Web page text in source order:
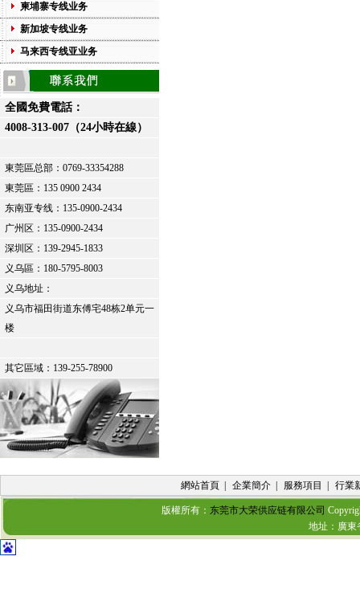
柬埔寨专线业务
新加坡专线业务
马来西专线亚业务
全國免費電話：
4008-313-007（24小時在線）
東莞區总部： 0769-33354288
東莞區： 135 0900 2434
东南亚专线：135-0900-2434
广州区：135-0900-2434
深圳区：139-2945-1833
义乌區： 180-5795-8003
义乌地址：
义乌市福田街道东傅宅48栋2单元一
楼
其它區域：139-255-78900
網站首頁 企業簡介 服務項目 行業
版權所有： 东莞市大荣供应链有限公司
地址：廣東